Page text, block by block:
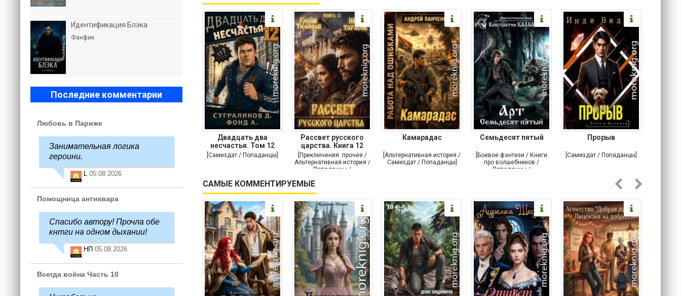
Двадцать два
несчастья. Том 12
[Самиздат / Попаданцы]
Рассвет русского
царства. Книга 12
[Приключения: прочее /
Альтернативная история /
Попаданцы /
приключения]
Камарадас
[Альтернативная история /
Самиздат / Попаданцы]
Семьдесят пятый
[Боевое фэнтези / Книги
про волшебников /
Попаданцы /
Прорыв
[Самиздат / Попаданцы]
САМЫЕ КОММЕНТИРУЕМЫЕ
Идентификация Блэка
Фанфик
Последние комментарии
Любовь в Париже
Занимательная логика
героини.
L 05.08.2026
Помощница антиквара
Спасибо автору! Прочла обе
кнтги на одном дыхании!
НП 05.08.2026
Всегда война Часть 10